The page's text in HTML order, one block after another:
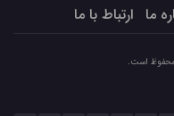
ما ارتباط با ما
محفوظ است.